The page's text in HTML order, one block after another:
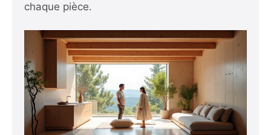
chaque pièce.